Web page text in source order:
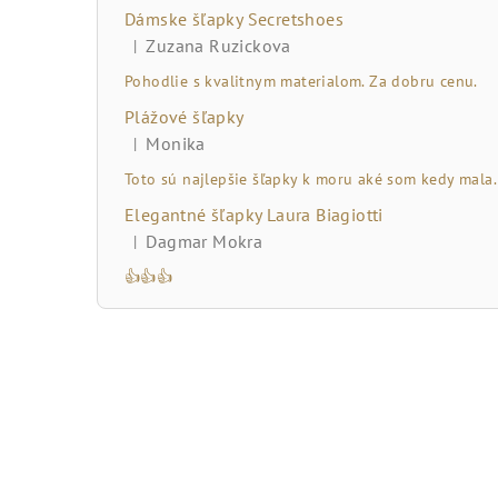
l
Dámske šľapky Secretshoes
Hodnotenie produktu je 5 z 5 hviezdičiek.
| Zuzana Ruzickova
Pohodlie s kvalitnym materialom. Za dobru cenu.
Plážové šľapky
Hodnotenie produktu je 5 z 5 hviezdičiek.
| Monika
Toto sú najlepšie šľapky k moru aké som kedy mala.
Elegantné šľapky Laura Biagiotti
Hodnotenie produktu je 5 z 5 hviezdičiek.
| Dagmar Mokra
👍👍👍